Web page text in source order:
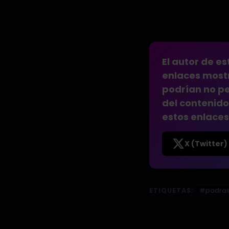
El autor de
enlaces
podrían no
del
estos
X (Twitter)